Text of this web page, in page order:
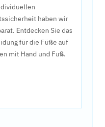
haben wir
Entdecken Sie das
für die Füße auf
mit Hand und Fuß.